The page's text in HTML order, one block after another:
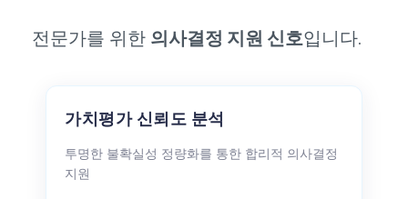
전문가를 위한 의사결정 지원 신호입니다.
가치평가 신뢰도 분석
투명한 불확실성 정량화를 통한 합리적 의사결정
지원